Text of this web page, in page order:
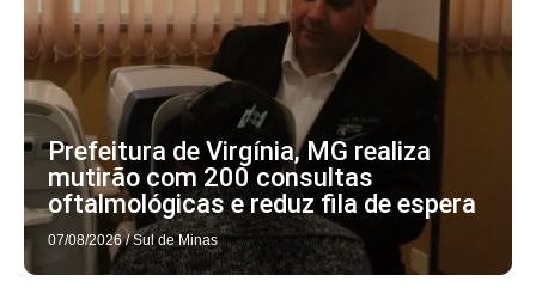
Prefeitura de Virgínia, MG realiza
mutirão com 200 consultas
oftalmológicas e reduz fila de espera
07/08/2026 / Sul de Minas